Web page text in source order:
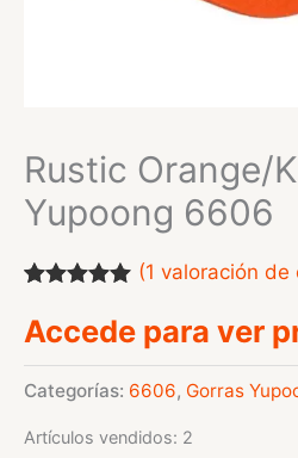
Rustic Orange/
Yupoong 6606
con5.00 de
5 en base a
valoración
de un cliente
(1 valoración de
Accede para ver
Categorías: 6606, Gorras
Artículos vendidos: 2